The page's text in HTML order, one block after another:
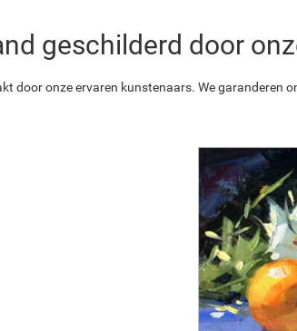
geschilderd door
door onze ervaren kunstenaars. We garanderen